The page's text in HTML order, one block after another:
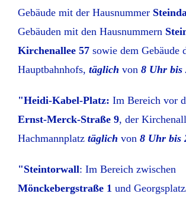
Gebäude mit der Hausnummer
Gebäuden mit den Hausnummern
Kirchenallee 57sowie dem Gebäude
Hauptbahnhofs, täglich von 8 Uhr bis
"Heidi-Kabel-Platz: Im Bereich vor
Ernst-Merck-Straße 9, der
Hachmannplatz täglich von 8 Uhr bis
"Steintorwall: Im Bereich zwischen
Mönckebergstraße 1 und